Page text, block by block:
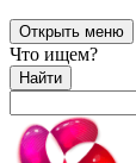
Открыть меню
Что ищем?
Найти